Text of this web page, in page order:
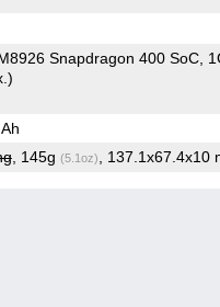
Snapdragon 400 SoC
, 145g (5.1oz) , 137.1x67.4x10